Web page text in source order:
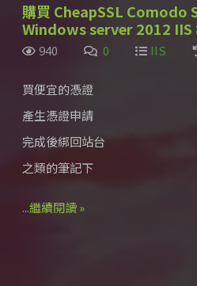
購買 CheapSSL Comodo
Windows server 2012 IIS
940 0 IIS
買便宜的憑證
產生憑證申請
完成後綁回站台
之類的筆記下
...繼續閱讀 »